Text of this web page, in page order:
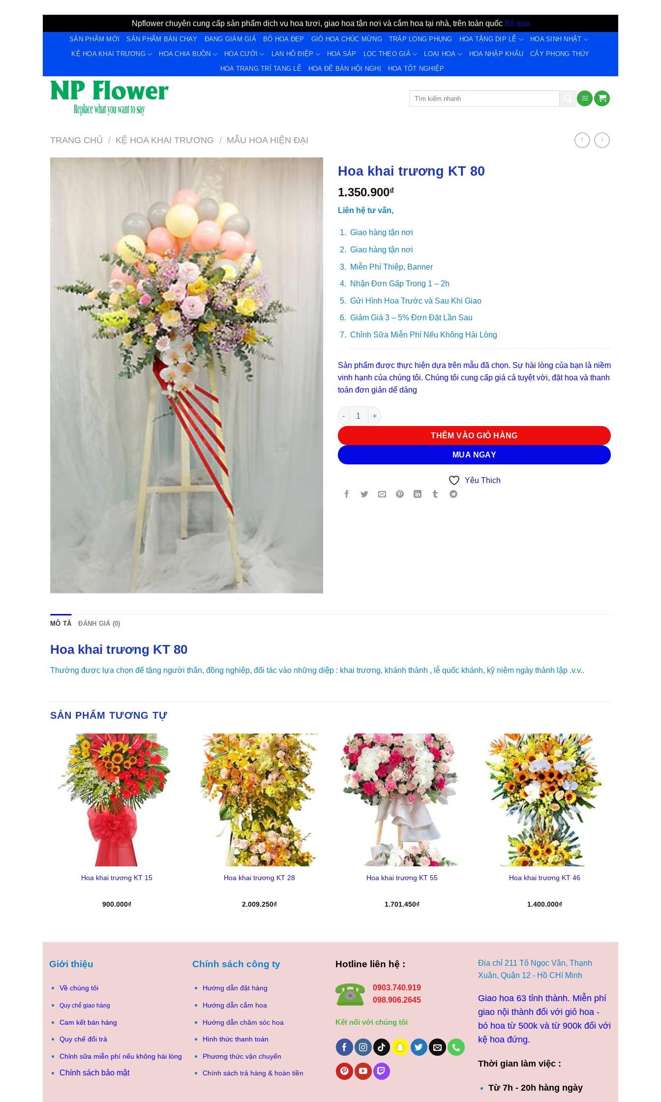
Npflower chuyên cung cấp sản phẩm dịch vụ hoa tươi, giao hoa tận nơi và cắm hoa tại nhà, trên toàn quốc Bỏ qua
dung
SẢN PHẨM MỚI SẢN PHẨM BÁN CHẠY ĐANG GIẢM GIÁ BÓ HOA ĐẸP GIỎ HOA CHÚC MỪNG TRÁP LONG PHỤNG HOA TẶNG DỊP LỄ
HOA SINH NHẬT
KỆ HOA KHAI TRƯƠNG
HOA CHIA BUỒN HOA CƯỚI LAN HỒ ĐIỆP HOA SÁP LỌC THEO GIÁ LOẠI HOA HOA NHẬP KHẨU
CÂY PHONG THỦY
HOA TRANG TRÍ TANG LỄ
HOA ĐỂ BÀN HỘI NGHỊ HOA TỐT NGHIỆP
TRANG CHỦ / KỆ HOA KHAI TRƯƠNG / MẪU HOA HIỆN ĐẠI
Hoa khai trương KT 80
1.350.900₫
Liên hệ tư vấn,
Giao hàng tận nơi
Giao hàng tận nơi
Miễn Phí Thiệp, Banner
Nhận Đơn Gấp Trong 1 – 2h
Gửi Hình Hoa Trước và Sau Khi Giao
Giảm Giá 3 – 5% Đơn Đặt Lần Sau
Chỉnh Sữa Miễn Phí Nếu Không Hài Lòng
Sản phẩm được thực hiện dựa trên mẫu đã chọn. Sự hài lòng của bạn là niềm
vinh hạnh của chúng tôi. Chúng tôi cung cấp giá cả tuyệt vời, đặt hoa và thanh
toán đơn giản dể dàng
Hoa khai trương KT 80 số lượng
THÊM VÀO GIỎ HÀNG
MUA NGAY
Yêu Thich
MÔ TẢ ĐÁNH GIÁ (0)
Hoa khai trương KT 80
Thường được lựa chọn để tặng người thân, đồng nghiệp, đối tác vào những diệp : khai trương, khánh thành , lễ quốc khánh, kỹ niệm ngày thành lập .v.v..
SẢN PHẨM TƯƠNG TỰ
Yêu
Thich
Hoa khai trương KT 15
900.000₫
Yêu
Thich
Hoa khai trương KT 28
2.009.250₫
Yêu
Thich
Hoa khai trương KT 55
1.701.450₫
Yêu
Thich
Hoa khai trương KT 46
1.400.000₫
Giới thiệu
Về chúng tôi
Quy chế giao hàng
Cam kết bán hàng
Quy chế đổi trả
Chỉnh sữa miễn phí nếu không hài lòng
Chính sách bảo mật
Chính sách công ty
Hướng dẫn đặt hàng
Hướng dẫn cắm hoa
Hướng dẫn chăm sóc hoa
Hình thức thanh toán
Phương thức vận chuyển
Chính sách trả hàng & hoàn tiền
Hotline liên hệ :
0903.740.919
098.906.2645
Kết nối với chúng tôi
Địa chỉ 211 Tô Ngọc Vân, Thạnh
Xuân, Quận 12 - Hồ CHí Minh
Giao hoa 63 tỉnh thành. Miễn phí
giao nội thành đối với giỏ hoa -
bó hoa từ 500k và từ 900k đối với
kệ hoa đứng.
Thời gian làm việc :
Từ 7h - 20h hàng ngày